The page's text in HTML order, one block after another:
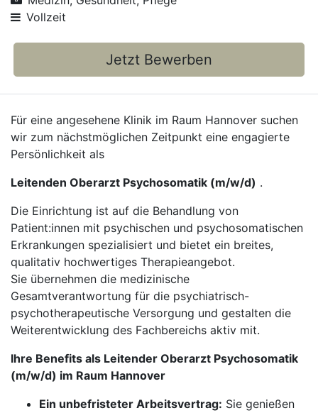
Vollzeit
Jetzt Bewerben
Für eine angesehene Klinik im Raum Hannover suchen
wir zum nächstmöglichen Zeitpunkt eine engagierte
Persönlichkeit als
Leitenden Oberarzt Psychosomatik (m/w/d) .
Die Einrichtung ist auf die Behandlung von
Patient:innen mit psychischen und psychosomatischen
Erkrankungen spezialisiert und bietet ein breites,
qualitativ hochwertiges Therapieangebot.
Sie übernehmen die medizinische
Gesamtverantwortung für die psychiatrisch-
psychotherapeutische Versorgung und gestalten die
Weiterentwicklung des Fachbereichs aktiv mit.
Ihre Benefits als Leitender Oberarzt Psychosomatik
(m/w/d) im Raum Hannover
Ein unbefristeter Arbeitsvertrag: Sie genießen